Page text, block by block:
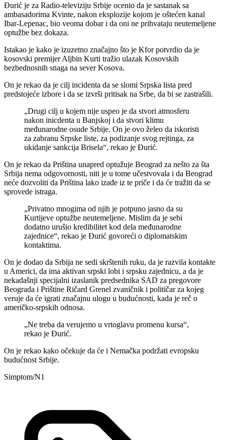
Đurić je za Radio-televiziju Srbije ocenio da je sastanak sa
ambasadorima Kvinte, nakon eksplozije kojom je oštećen kanal
Ibar-Lepenac, bio veoma dobar i da oni ne prihvataju neutemeljene
optužbe bez dokaza.
Istakao je kako je izuzetno značajno što je Kfor potvrdio da je
kosovski premijer Aljbin Kurti tražio ulazak Kosovskih
bezbednosnih snaga na sever Kosova.
On je rekao da je cilj incidenta da se slomi Srpska lista pred
predstojeće izbore i da se izvrši pritisak na Srbe, da bi se zastrašili.
„Drugi cilj u kojem nije uspeo je da stvori atmosferu
nakon inicdenta u Banjskoj i da stvori klimu
međunarodne osude Srbije. On je ovo želeo da iskoristi
za zabranu Srpske liste, za podizanje svog rejtinga, za
ukidanje sankcija Brisela“, rekao je Đurić.
On je rekao da Priština unapred optužuje Beograd za nešto za šta
Srbija nema odgovornosti, niti je u tome učestvovala i da Beograd
neće dozvoliti da Priština lako izađe iz te priče i da će tražiti da se
sprovede istraga.
„Privatno mnogima od njih je potpuno jasno da su
Kurtijeve optužbe neutemeljene. Mislim da je sebi
dodatno urušio kredibilitet kod dela međunarodne
zajednice“, rekao je Đurić govoreći o diplomatskim
kontaktima.
On je dodao da Srbija ne sedi skrštenih ruku, da je razvila kontakte
u Americi, da ima aktivan srpski lobi i srpsku zajednicu, a da je
nekadašnji specijalni izaslanik predsednika SAD za pregovore
Beograda i Prištine Ričard Grenel zvaničnik i političar za kojeg
veruje da će igrati značajnu ulogu u budućnosti, kada je reč o
američko-srpskih odnosa.
„Ne treba da verujemo u vrtoglavu promenu kursa“,
rekao je Đurić.
On je rekao kako očekuje da će i Nemačka podržati evropsku
budućnost Srbije.
Simptom/N1